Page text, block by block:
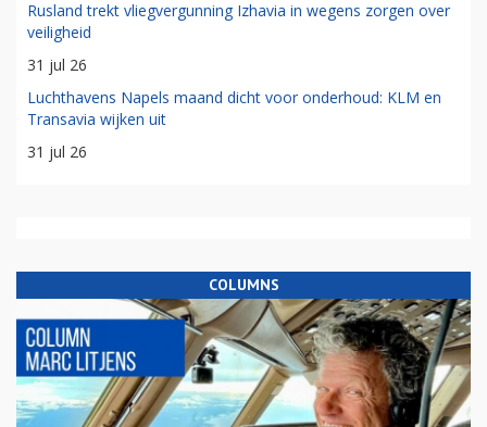
Rusland trekt vliegvergunning Izhavia in wegens zorgen over
veiligheid
31 jul 26
Luchthavens Napels maand dicht voor onderhoud: KLM en
Transavia wijken uit
31 jul 26
COLUMNS